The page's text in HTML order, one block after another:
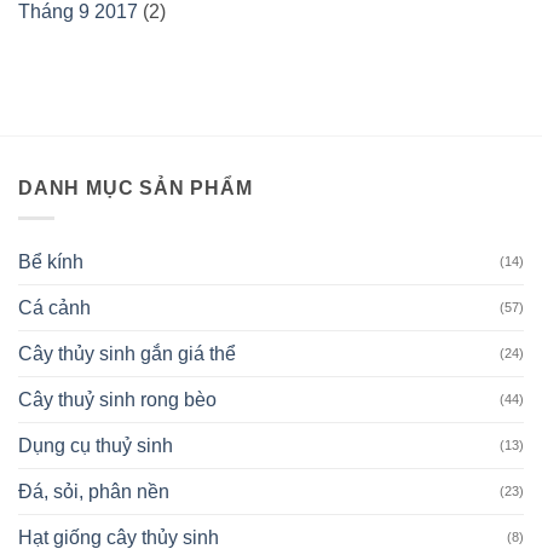
Tháng 9 2017 (2)
DANH MỤC SẢN PHẨM
Bể kính (14)
Cá cảnh (57)
Cây thủy sinh gắn giá thể (24)
Cây thuỷ sinh rong bèo (44)
Dụng cụ thuỷ sinh (13)
Đá, sỏi, phân nền (23)
Hạt giống cây thủy sinh (8)